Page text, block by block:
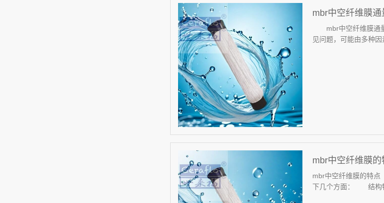
mbr中空纤维膜
mbr中空纤维膜通
见问题，可能由多种
mbr中空纤维膜的
mbr中空纤维膜的特
下几个方面： 结构